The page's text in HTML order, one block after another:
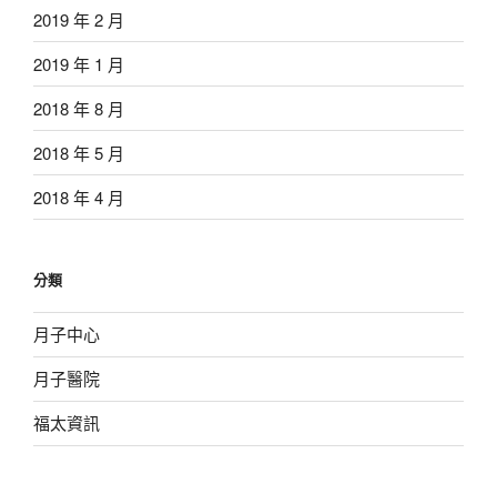
2019 年 2 月
2019 年 1 月
2018 年 8 月
2018 年 5 月
2018 年 4 月
分類
月子中心
月子醫院
福太資訊